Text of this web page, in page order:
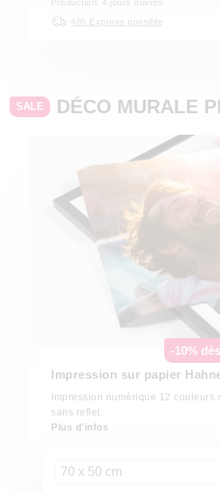
Production: 4 jours ouvrés
48h Express possible
SALE DÉCO MURALE
-10%
Impression sur papier
Impression numérique 12 couleurs
sans reflet.
Plus d'infos
70 x 50 cm